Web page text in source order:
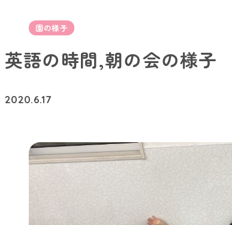
園の様子
英語の時間,朝の会の様子
2020.6.17